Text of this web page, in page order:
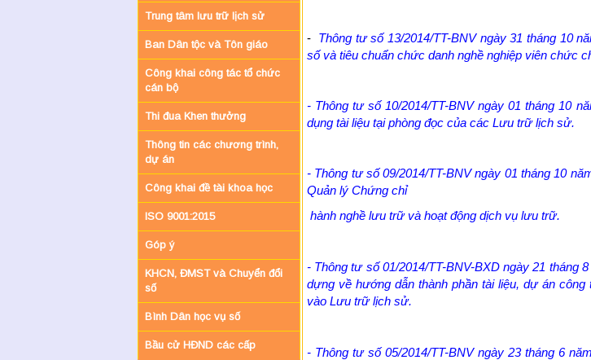
Trung tâm lưu trữ lịch sử
Ban Dân tộc và Tôn giáo
Công khai công tác tổ chức
cán bộ
Thi đua Khen thưởng
Thông tin các chương trình,
dự án
Công khai đề tài khoa học
ISO 9001:2015
Góp ý
KHCN, ĐMST và Chuyển đổi
số
Bình Dân học vụ số
Bầu cử HĐND các cấp
- Thông tư số 13/2014/TT-BNV ngày 31 tháng 10
số và tiêu chuẩn chức danh nghề nghiệp viên chức
- Thông tư số 10/2014/TT-BNV ngày 01 tháng 10
dụng tài liệu tại phòng đọc của các Lưu trữ lịch sử.
- Thông tư số 09/2014/TT-BNV ngày 01 tháng 10
Quản lý Chứng chỉ
hành nghề lưu trữ và hoạt động dịch vụ lưu trữ.
- Thông tư số 01/2014/TT-BNV-BXD ngày 21 tháng
dựng về hướng dẫn thành phần tài liệu, dự án
vào Lưu trữ lịch sử.
- Thông tư số 05/2014/TT-BNV ngày 23 tháng 6